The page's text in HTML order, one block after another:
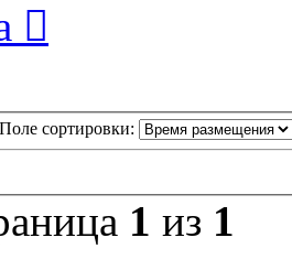
Поле сортировки:
1 из 1